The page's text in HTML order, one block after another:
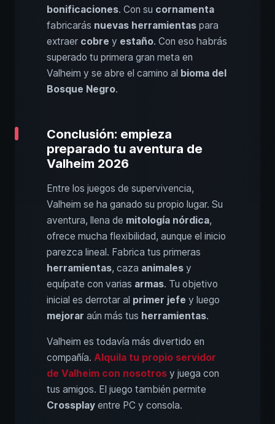
bonificaciones. Con su cornamenta
fabricarás nuevas herramientas para
extraer cobre y estaño. Con eso habrás
superado tu primera gran meta en
Valheim y se abre el camino al bioma del
Bosque Negro.
Conclusión: empieza
preparado tu aventura de
Valheim 2026
Entre los juegos de supervivencia,
Valheim se ha ganado su propio lugar. Su
aventura, llena de mitología nórdica,
ofrece mucha flexibilidad, aunque el inicio
parezca lineal. Fabrica tus primeras
herramientas, caza animales y
equípate con varias armas. Tu objetivo
inicial es derrotar al primer jefe y luego
mejorar aún más tus herramientas.
Valheim es todavía más divertido en
compañía. Alquila tu propio servidor
de Valheim con nosotros y juega con
tus amigos. El juego también permite
Crossplay entre PC y consola.